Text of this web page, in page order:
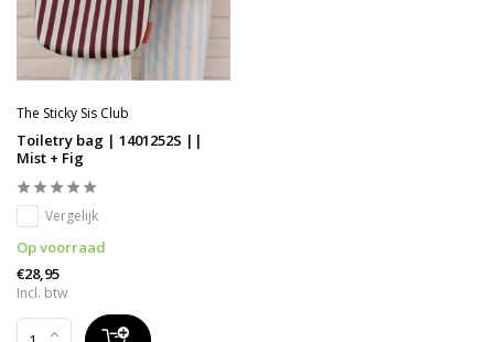
The Sticky Sis Club
Toiletry bag | 1401252S ||
Mist + Fig
Vergelijk
Op voorraad
€28,95
Incl. btw